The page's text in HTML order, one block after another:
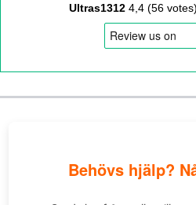
Ultras13124,4 (56 votes)
Behövs hjälp?